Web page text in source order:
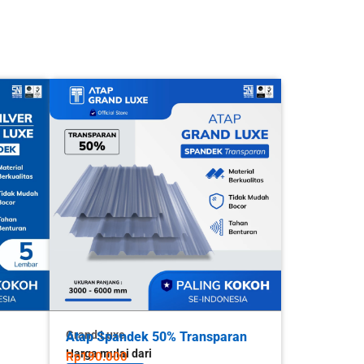
Grand Luxe
Atap Spandek 50% Transparan
Harga mulai dari
Rp190.000